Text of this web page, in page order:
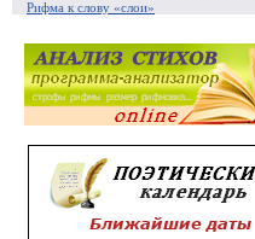
Рифма к слову «слои»